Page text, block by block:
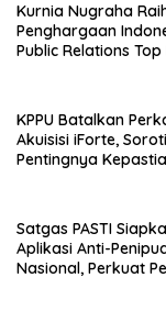
Kurnia Nugraha
Penghargaan
Public Relations
KPPU Batalkan
Akuisisi iForte, Soroti
Pentingnya
Satgas PASTI
Aplikasi Anti-
Nasional, Perkuat